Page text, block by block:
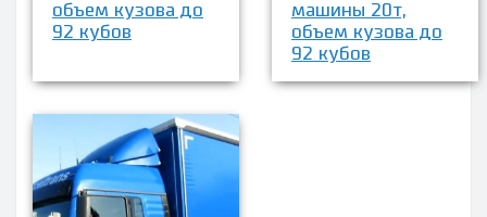
объем кузова до
92 кубов
машины 20т,
объем кузова до
92 кубов